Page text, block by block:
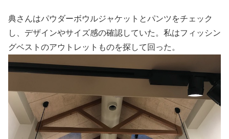
典さんはパウダーボウルジャケットとパンツをチェック
し、デザインやサイズ感の確認していた。私はフィッシン
グベストのアウトレットものを探して回った。